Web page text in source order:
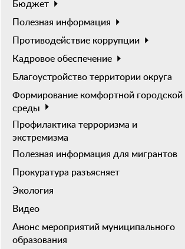
Бюджет
Полезная информация
Противодействие коррупции
Кадровое обеспечение
Благоустройство территории округа
Формирование комфортной городской
среды
Профилактика терроризма и
экстремизма
Полезная информация для мигрантов
Прокуратура разъясняет
Экология
Видео
Анонс мероприятий муниципального
образования